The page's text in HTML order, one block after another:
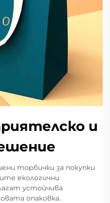
и
торбички за покупки
екологични
устойчива
опаковка.